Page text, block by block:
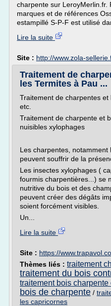
charpente sur LeroyMerlin.fr.
marques et de références
estampillé S-P-F est utilisé
Lire la suite
Site : http://www.zola-
Traitement de
les Termites à Pau ...
Traitement de charpentes
etc.
Traitement de charpente et
nuisibles xylophages
Les charpentes, notamment
peuvent souffrir de la
Les insectes xylophages (
fourmis charpentières...) se
nutritive du bois et des
peuvent créer des dégâts
soient forcément visibles.
Un...
Lire la suite
Site : https://
Thèmes liés : traitement
traitement du bois
traitement bois charpente
bois de charpente /
les capricornes